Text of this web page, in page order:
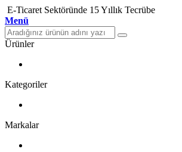
E-Ticaret Sektöründe 15 Yıllık Tecrübe
Menü
Ürünler
Kategoriler
Markalar